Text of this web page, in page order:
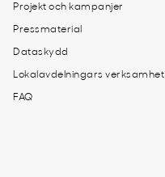
Projekt och kampanjer
Pressmaterial
Dataskydd
Lokalavdelningars verksamhet
FAQ